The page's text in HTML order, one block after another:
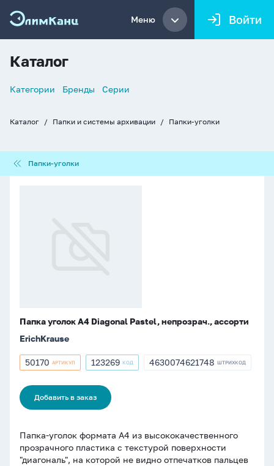
Меню Войти
Каталог
Список
Категории Бренды Серии
Каталог Папки и системы архивации Папки-уголки
уголкиПапки-уголки
Папка уголок А4 Diagonal Pastel, непрозрач., ассорти
ErichKrause
Артикул
50170 АРТИКУЛ
Артикул
123269 КОД
ШТРИХКОД
4630074621748 ШТРИХКОД
Добавить в заказ
Папка-уголок формата А4 из высококачественного
прозрачного пластика с текстурой поверхности
"диагональ", на которой не видно отпечатков пальцев